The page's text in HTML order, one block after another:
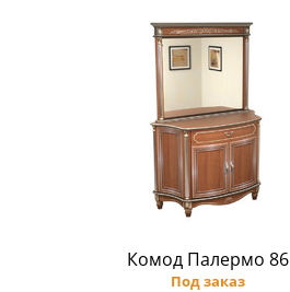
Комод Палермо 86
Под заказ